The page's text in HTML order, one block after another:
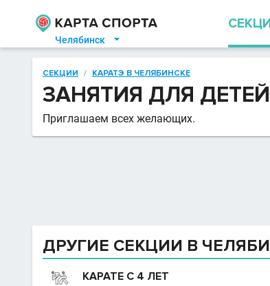
Челябинск 
СЕКЦИИ / КАРАТЭ В ЧЕЛЯБИНСКЕ
ЗАНЯТИЯ ДЛЯ
Приглашаем всех желающих.
ДРУГИЕ СЕКЦИИ В
КАРАТЕ С 4 ЛЕТ